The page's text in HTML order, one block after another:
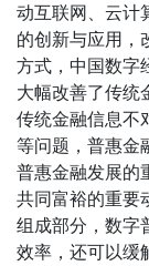
动互联网、云计
的创新与应用，
方式，中国数字
大幅改善了传统
传统金融信息不
等问题，普惠金
普惠金融发展的
共同富裕的重要
组成部分，数字
效率，还可以缓